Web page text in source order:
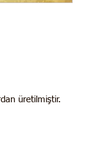
üretilmiştir.